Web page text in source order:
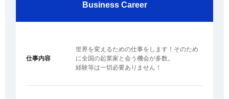
Business Career
仕事内容
世界を変えるための仕事をします！そのため
に全国の起業家と会う機会が多数。
経験等は一切必要ありません！